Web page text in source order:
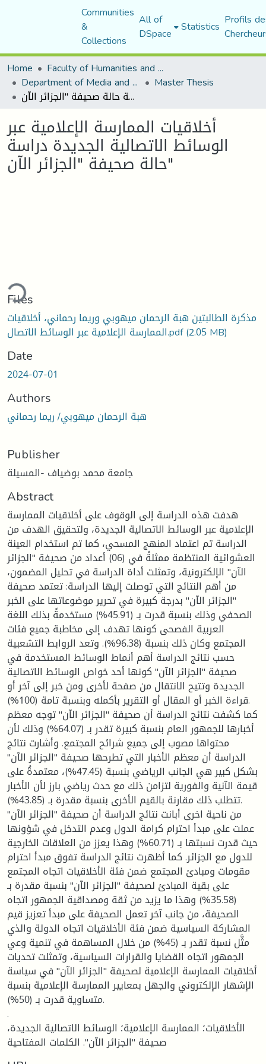
Communities
&
Collections
All of
DSpace Statistics Profils
Home
Faculty of Humanities and Social Sciences
Department of Media and Communication Studies Master Thesis
أخلاقيات الممارسة الإعلامية عبر الوسائط الاتصالية الجديدة دراسة حالة صحيفة "الجزائر الآن"
أخلاقيات الممارسة الإعلامية عبر
الوسائط الاتصالية الجديدة دراسة
حالة صحيفة "الجزائر الآن"
Files
مذكرة الطالبتين هبة الرحمان ميهوبي وريما رحماني، أخلاقيات
الممارسة الإعلامية عبر الوسائط الاتصال.pdf(2.05 MB)
Date
2024-07-01
Authors
هبة الرحمان ميهوبي/ ريما رحماني
Publisher
جامعة محمد بوضياف -المسيلة
Abstract
هدفت هذه الدراسة إلى الوقوف على أخلاقيات الممارسة
الإعلامية عبر الوسائط الاتصالية الجديدة، ولتحقيق الهدف من
الدراسة تم اعتماد المنهج المسحي، كما تم استخدام العينة
العشوائية المنتظمة ممثلةً في (06) أعداد من صحيفة "الجزائر
الآن" الإلكترونية، وتمثلت أداة الدراسة في تحليل المضمون،
من أهم النتائج التي توصلت إليها الدراسة: تعتمد صحيفة
"الجزائر الآن" بدرجة كبيرة في تحرير موضوعاتها على الخبر
الصحفي وذلك بنسبة قدرت بـ (45.91%) مستخدمةً بذلك اللغة
العربية الفصحى كونها تهدف إلى مخاطبة جميع فئات
المجتمع وكان ذلك بنسبة (96.38%). وتعد الروابط التشعبية
حسب نتائج الدراسة أهم أنماط الوسائط المستخدمة في
صحيفة "الجزائر الآن" كونها أحد خواص الوسائط الاتصالية
الجديدة وتتيح الانتقال من صفحة لأخرى ومن خبر إلى آخر أو
قراءة الخبر أو المقال أو التقرير بأكمله وبنسبة تامة (100%).
كما كشفت نتائج الدراسة أن صحيفة "الجزائر الآن" توجه معظم
أخبارها للجمهور العام بنسبة كبيرة تقدر بـ (64.07%) وذلك لأن
محتواها مصوب إلى جميع شرائح المجتمع. وأشارت نتائج
الدراسة أن معظم الأخبار التي تطرحها صحيفة "الجزائر الآن"
بشكل كبير هي الجانب الرياضي بنسبة (47.45%)، معتمدةُ على
قيمة الآنية والفورية لتزامن ذلك مع حدث رياضي بارز لأن الأخبار
تتطلب ذلك مقارنة بالقيم الأخرى بنسبة مقدرة بـ (43.85%).
من ناحية اخرى أبانت نتائج الدراسة أن صحيفة "الجزائر الآن"
عملت على مبدأ احترام كرامة الدول وعدم التدخل في شؤونها
حيث قدرت نسبتها بـ (60.71%) وهذا يعزز من العلاقات الخارجية
للدول مع الجزائر. كما أظهرت نتائج الدراسة تفوق مبدأ احترام
مقومات ومبادئ المجتمع ضمن فئة الأخلاقيات اتجاه المجتمع
على بقية المبادئ لصحيفة "الجزائر الآن" بنسبة مقدرة بـ
(35.58%) وهذا ما يزيد من ثقة ومصداقية الجمهور اتجاه
الصحيفة، من جانب آخر تعمل الصحيفة على مبدأ تعزيز قيم
المشاركة السياسية ضمن فئة الأخلاقيات اتجاه الدولة والذي
مثَّل نسبة تقدر بـ (45%) من خلال المساهمة في تنمية وعي
الجمهور اتجاه القضايا والقرارات السياسية، وتمثلت تحديات
أخلاقيات الممارسة الإعلامية لصحيفة "الجزائر الآن" في سياسة
الإشهار الإلكتروني والجهل بمعايير الممارسة الإعلامية بنسبة
متساوية قدرت بـ (50%).
.
الأخلاقيات؛ الممارسة الإعلامية؛ الوسائط الاتصالية الجديدة،
صحيفة "الجزائر الآن". الكلمات المفتاحية